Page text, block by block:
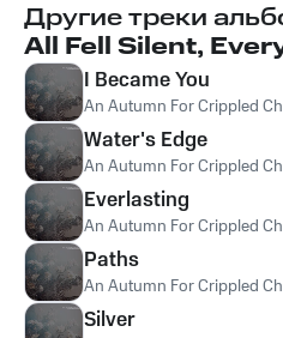
Другие треки
All Fell Silent,
I Became You
An Autumn For Crippled
Water's Edge
An Autumn For Crippled
Everlasting
An Autumn For Crippled
Paths
An Autumn For Crippled
Silver